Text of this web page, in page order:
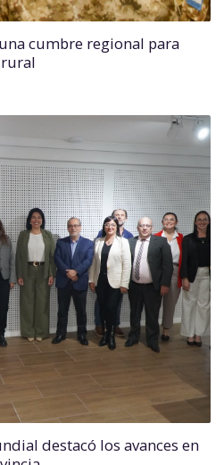
cumbre regional para
destacó los avances en